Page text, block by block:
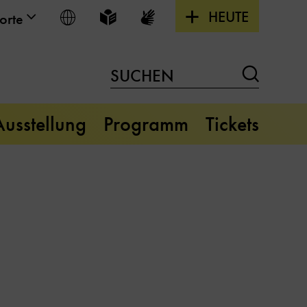
Sprache wählen
Leichte Sprache
Gebärdensprache
HEUTE
SUCHEN
Programm Tickets